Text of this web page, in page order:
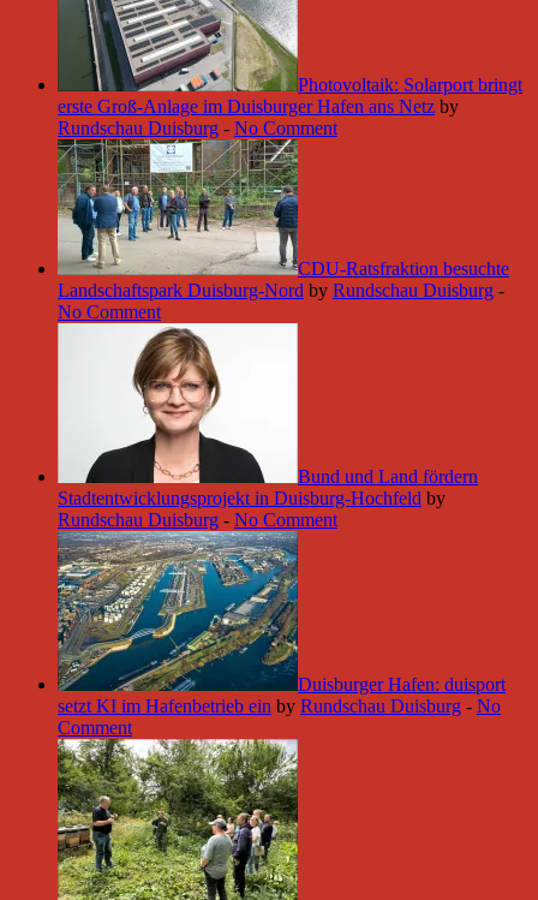
Photovoltaik: Solarport bringt
erste Groß-Anlage im Duisburger Hafen ans Netz by
Rundschau Duisburg - No Comment
CDU-Ratsfraktion besuchte
Landschaftspark Duisburg-Nord by Rundschau Duisburg -
No Comment
Bund und Land fördern
Stadtentwicklungsprojekt in Duisburg-Hochfeld by
Rundschau Duisburg - No Comment
Duisburger Hafen: duisport
setzt KI im Hafenbetrieb ein by Rundschau Duisburg - No
Comment